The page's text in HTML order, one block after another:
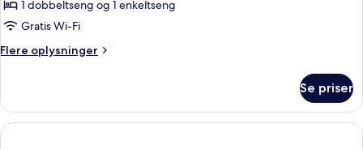
Junior-
suite
(Triple)
1 dobbeltseng og 1 enkeltseng
Gratis Wi-Fi
Flere oplysninger
Flere
suite
(Triple)
Se priser